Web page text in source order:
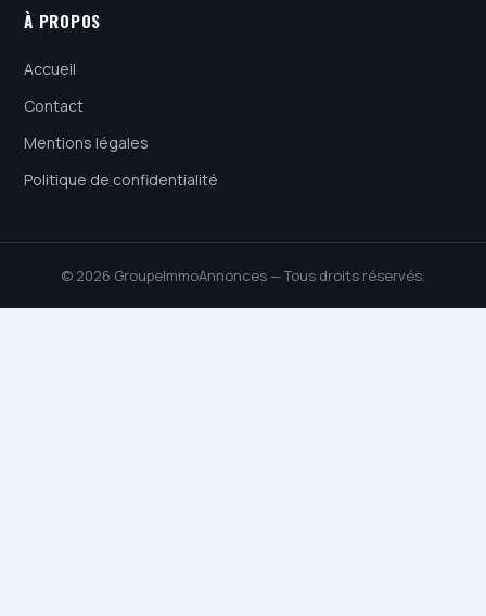
À PROPOS
Accueil
Contact
Mentions légales
Politique de confidentialité
© 2026 GroupeImmoAnnonces — Tous droits réservés.